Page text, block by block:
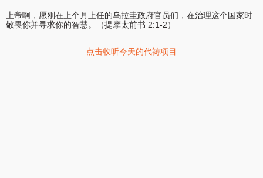
上帝啊，愿刚在上个月上任的乌拉圭政府官员们，在治理这个国家时
敬畏你并寻求你的智慧。（提摩太前书 2:1-2）
点击收听今天的代祷项目